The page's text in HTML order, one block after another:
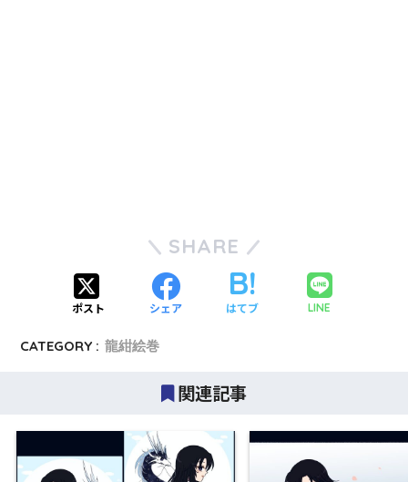
SHARE
ポスト シェア はてブ LINE
CATEGORY : 龍紺絵巻
関連記事